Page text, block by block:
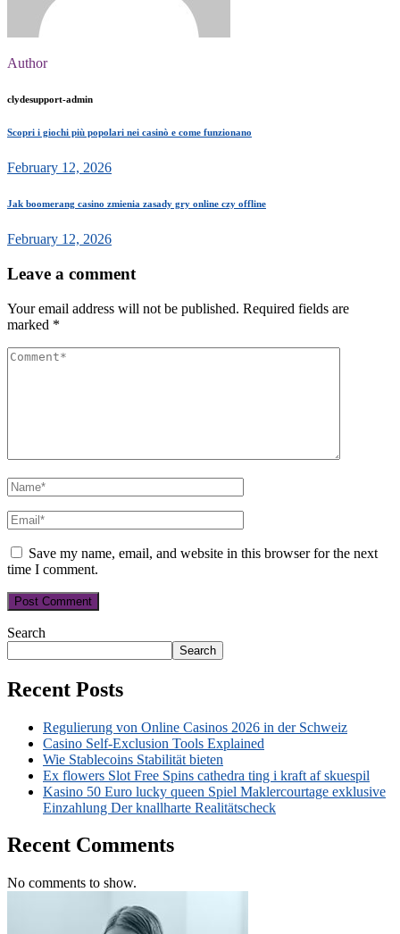
Author
clydesupport-admin
Scopri i giochi più popolari nei casinò e come funzionano
February 12, 2026
Jak boomerang casino zmienia zasady gry online czy offline
February 12, 2026
Leave a comment
Your email address will not be published. Required fields are
marked *
Save my name, email, and website in this browser for the next
time I comment.
Search
Search
Recent Posts
Regulierung von Online Casinos 2026 in der Schweiz
Casino Self-Exclusion Tools Explained
Wie Stablecoins Stabilität bieten
Ex flowers Slot Free Spins cathedra ting i kraft af skuespil
Kasino 50 Euro lucky queen Spiel Maklercourtage exklusive
Einzahlung Der knallharte Realitätscheck
Recent Comments
No comments to show.